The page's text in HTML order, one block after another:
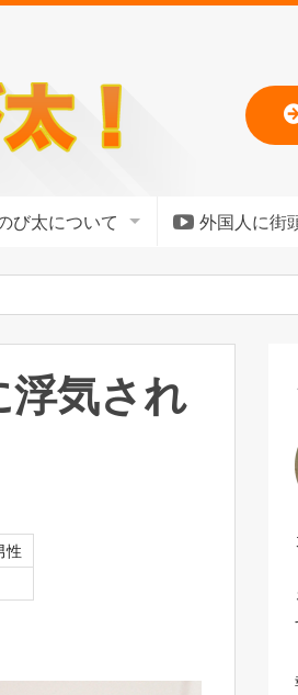
び太について 外国人に街
気され
性